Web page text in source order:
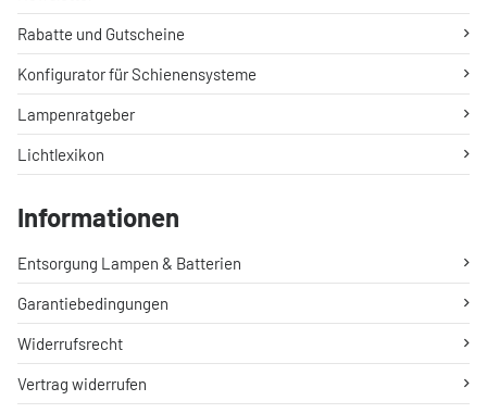
Rabatte und Gutscheine
Konfigurator für Schienensysteme
Lampenratgeber
Lichtlexikon
Informationen
Entsorgung Lampen & Batterien
Garantiebedingungen
Widerrufsrecht
Vertrag widerrufen